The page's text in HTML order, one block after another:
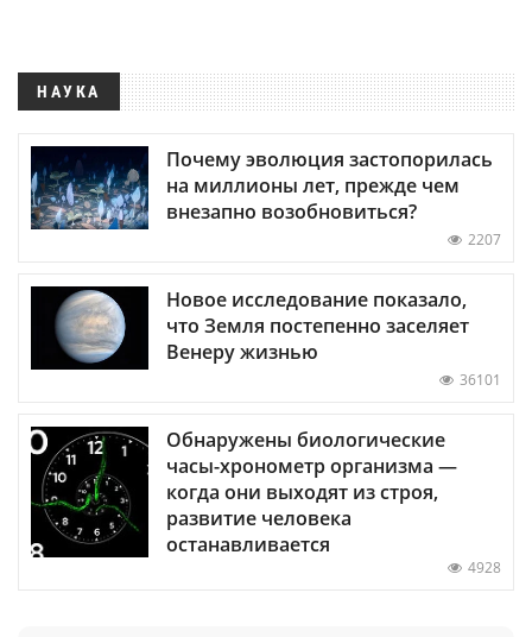
НАУКА
Почему эволюция застопорилась
на миллионы лет, прежде чем
внезапно возобновиться?
2207
Новое исследование показало,
что Земля постепенно заселяет
Венеру жизнью
36101
Обнаружены биологические
часы-хронометр организма —
когда они выходят из строя,
развитие человека
останавливается
4928